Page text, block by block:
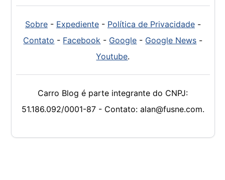
Sobre- Expediente- Política de Privacidade-
Contato - Facebook - Google - Google News -
Youtube.
Carro Blog é parte integrante do CNPJ:
51.186.092/0001-87 - Contato: alan@fusne.com.